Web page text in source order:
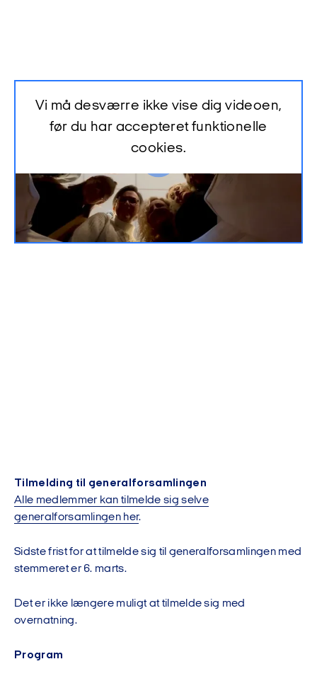
Vi må desværre ikke vise dig videoen,
før du har accepteret funktionelle
cookies.
Tilmelding til generalforsamlingen
Alle medlemmer kan tilmelde sig selve
generalforsamlingen her.
Sidste frist for at tilmelde sig til generalforsamlingen med
stemmeret er 6. marts.
Det er ikke længere muligt at tilmelde sig med
overnatning.
Program